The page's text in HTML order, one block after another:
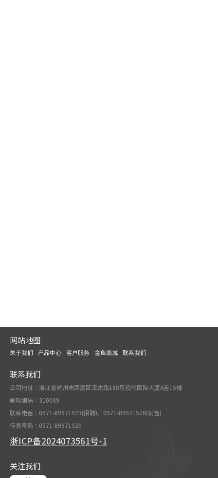
网站地图
关于我们 产品中心 客户服务 金鱼商城 联系我们
联系我们
公司地址：浙江省杭州市西湖区玉古路188号现代国际大厦A座15楼
邮政编码：310009
联系电话：0571-89971523(招聘)、0571-89971528(销售)
传真号码：0571-89971520
浙ICP备2024073561号-1
关注我们